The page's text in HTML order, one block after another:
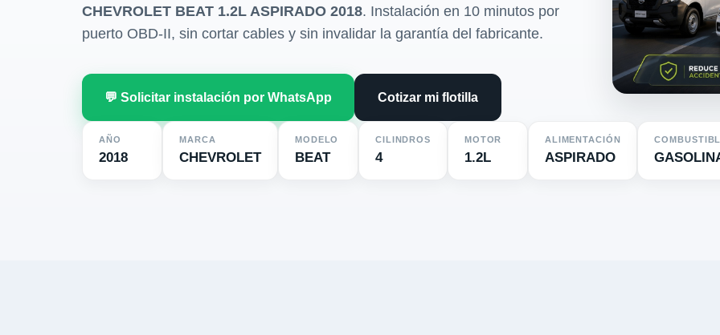
CHEVROLET BEAT 1.2L ASPIRADO 2018. Instalación en 10 minutos por
puerto OBD-II, sin cortar cables y sin invalidar la garantía del fabricante.
💬 Solicitar instalación por WhatsApp Cotizar mi flotilla
AÑO
2018
MARCA
CHEVROLET
MODELO
BEAT
CILINDROS
4
MOTOR
1.2L
ALIMENTACIÓN
ASPIRADO